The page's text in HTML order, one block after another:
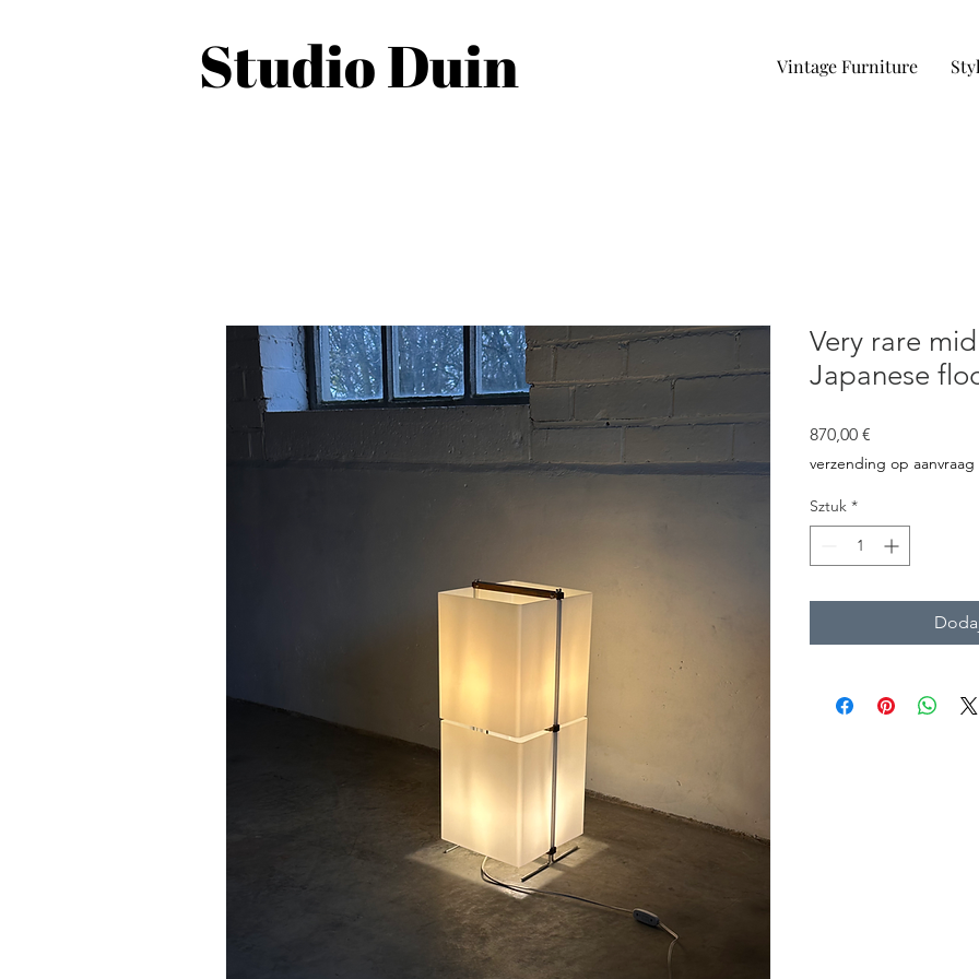
Vintage Furniture
Studio Duin
Very rare
Japanese
870,00 €
verzending op aanvraag
Sztuk *